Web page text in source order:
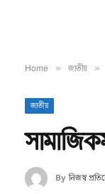
Home » জাতীয় »
জাতীয়
By নিজস্ব